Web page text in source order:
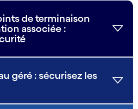
de terminaison
associée :
géré : sécurisez les